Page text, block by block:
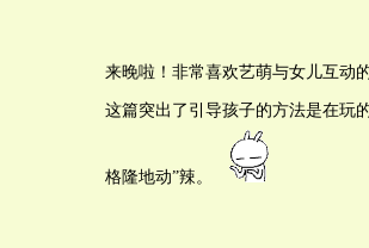
来晚啦！非常喜欢艺萌与女儿互动
这篇突出了引导孩子的方法是在玩
格隆地动”辣。